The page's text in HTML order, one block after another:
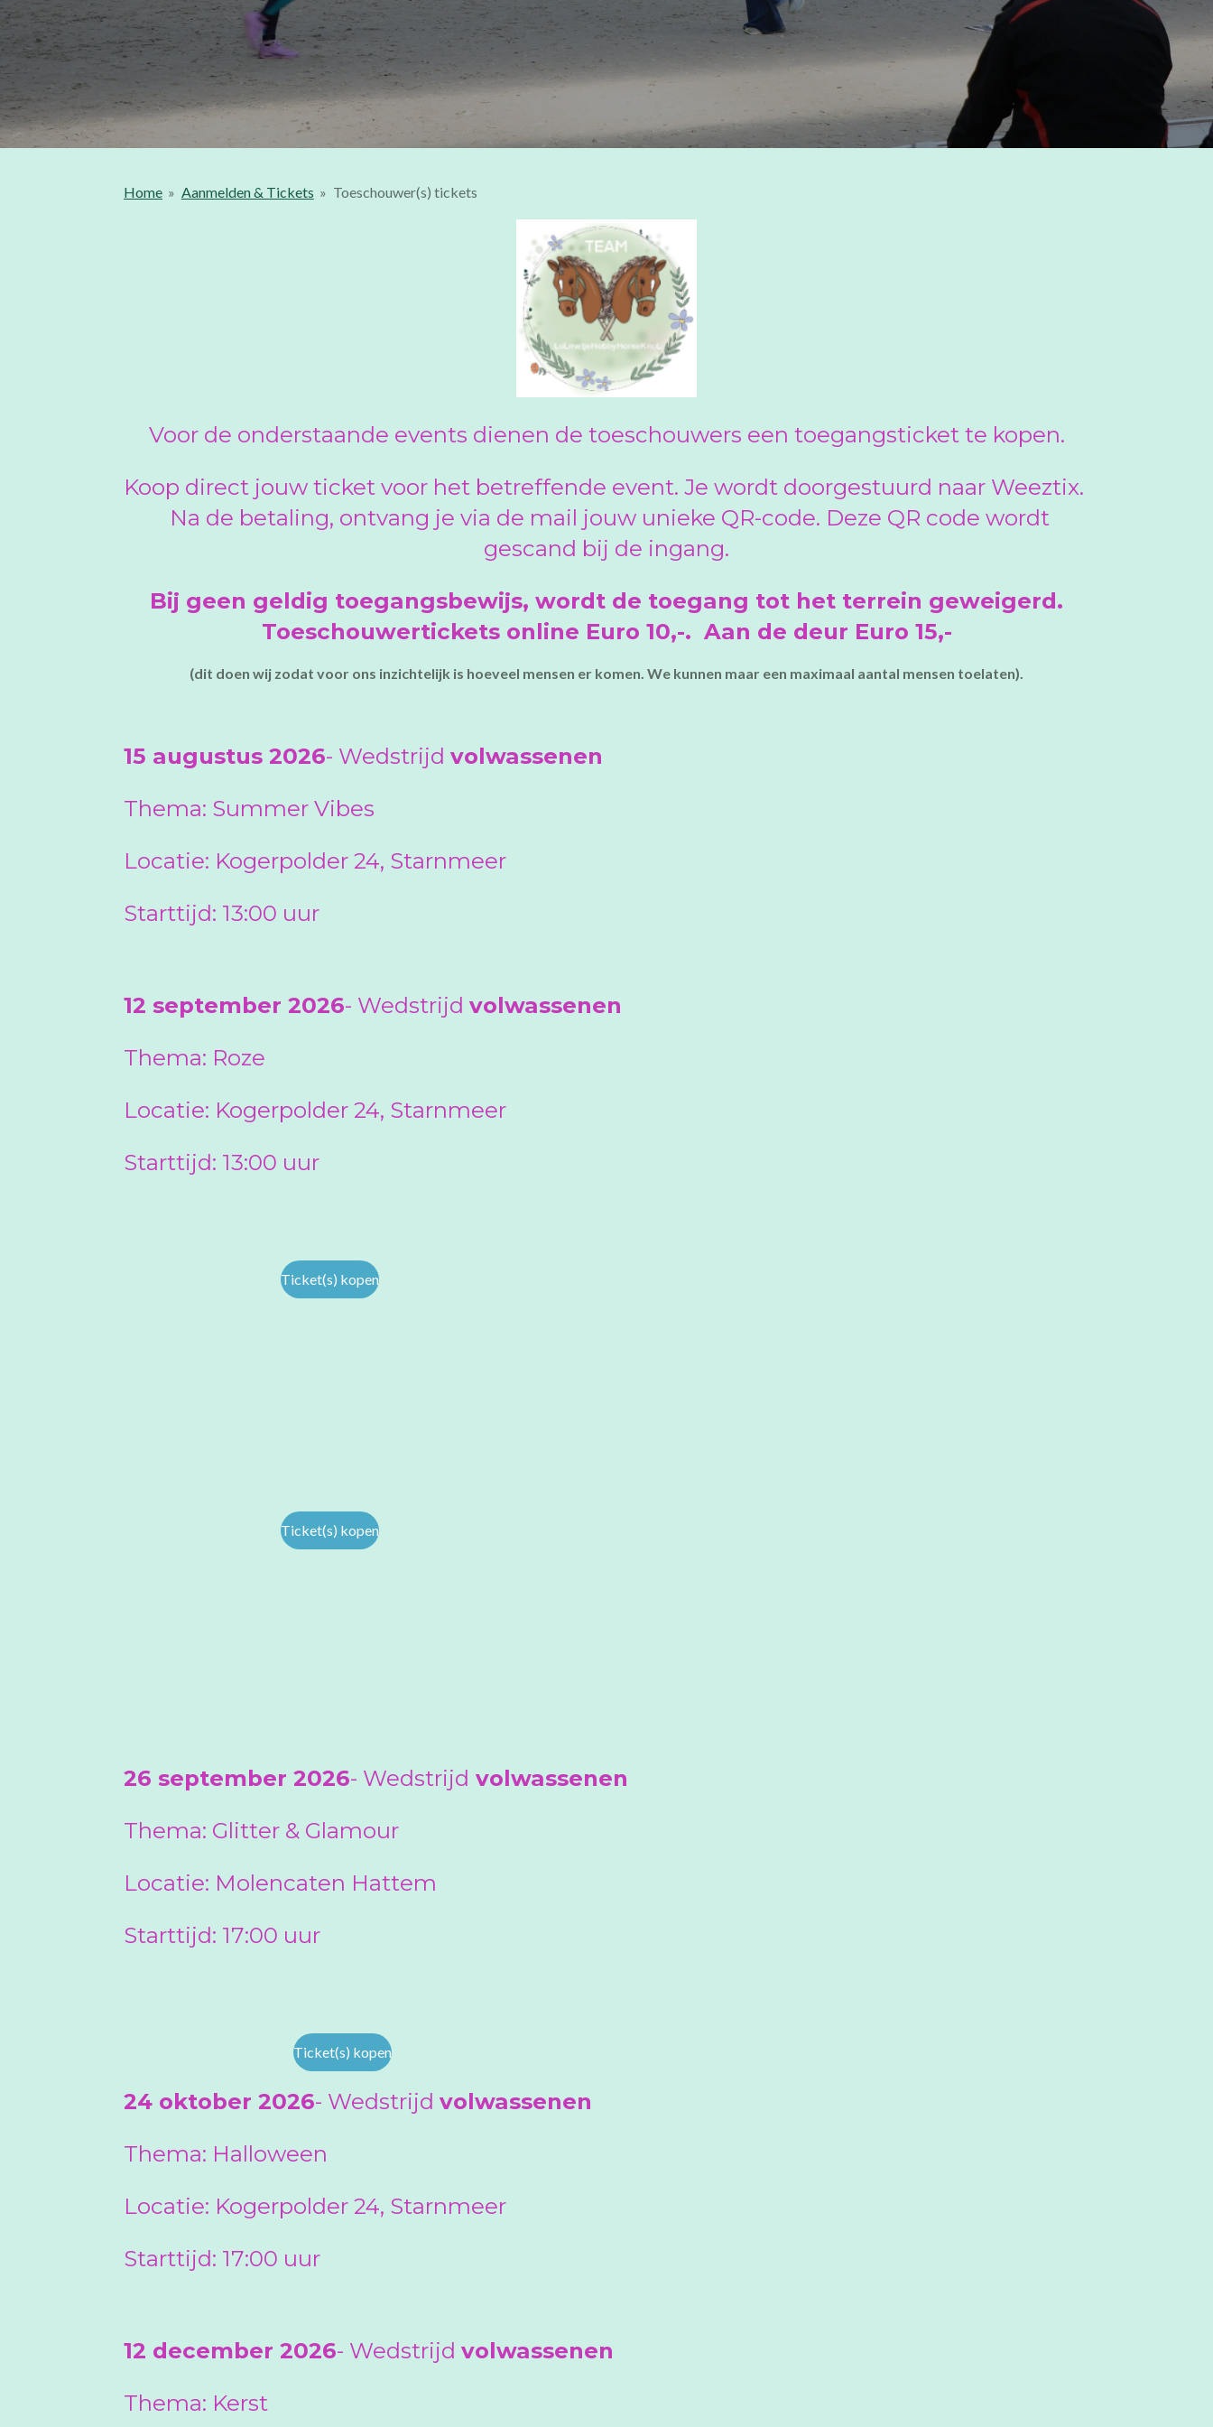
Home » Aanmelden & Tickets » Toeschouwer(s) tickets
Voor de onderstaande events dienen de toeschouwers een toegangsticket te kopen.
Koop direct jouw ticket voor het betreffende event. Je wordt doorgestuurd naar Weeztix.
Na de betaling, ontvang je via de mail jouw unieke QR-code. Deze QR code wordt
gescand bij de ingang.
Bij geen geldig toegangsbewijs, wordt de toegang tot het terrein geweigerd.
Toeschouwertickets online Euro 10,-. Aan de deur Euro 15,-
(dit doen wij zodat voor ons inzichtelijk is hoeveel mensen er komen. We kunnen maar een maximaal aantal mensen toelaten).
15 augustus 2026- Wedstrijd volwassenen
Thema: Summer Vibes
Locatie: Kogerpolder 24, Starnmeer
Starttijd: 13:00 uur
12 september 2026- Wedstrijd volwassenen
Thema: Roze
Locatie: Kogerpolder 24, Starnmeer
Starttijd: 13:00 uur
Ticket(s) kopen
Ticket(s) kopen
26 september 2026- Wedstrijd volwassenen
Thema: Glitter & Glamour
Locatie: Molencaten Hattem
Starttijd: 17:00 uur
Ticket(s) kopen
24 oktober 2026- Wedstrijd volwassenen
Thema: Halloween
Locatie: Kogerpolder 24, Starnmeer
Starttijd: 17:00 uur
12 december 2026- Wedstrijd volwassenen
Thema: Kerst